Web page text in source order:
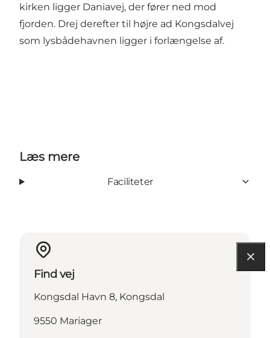
kirken ligger Daniavej, der fører ned mod
fjorden. Drej derefter til højre ad Kongsdalvej
som lysbådehavnen ligger i forlængelse af.
Læs mere
Faciliteter
Find vej
Kongsdal Havn 8, Kongsdal
9550 Mariager